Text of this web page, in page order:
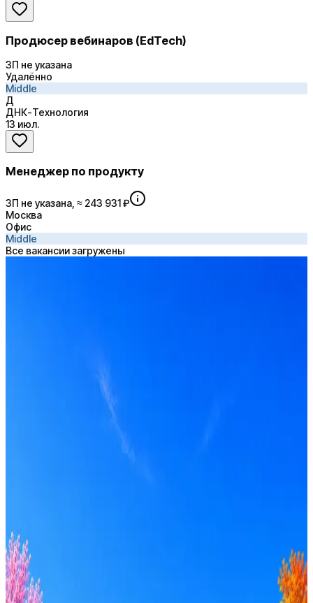
Продюсер вебинаров (EdTech)
ЗП не указана
Удалённо
Middle
Д
ДНК-Технология
13 июл.
Менеджер по продукту
ЗП не указана, ≈ 243 931 ₽
Москва
Офис
Middle
Все вакансии загружены
Формат
Удалённо
Грейд
Intern